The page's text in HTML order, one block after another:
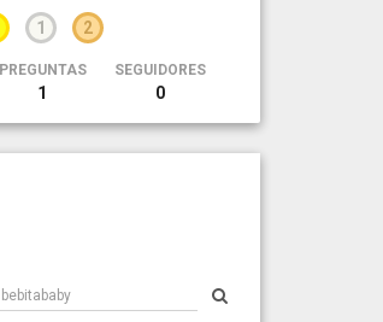
1 2
PREGUNTAS
1
SEGUIDORES
0